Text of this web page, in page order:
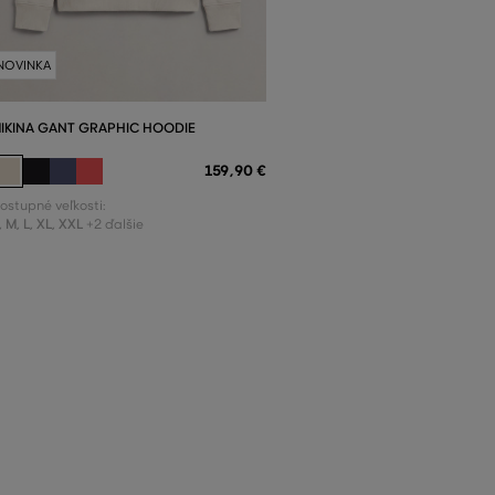
GANT GRAPHIC HOODIE
159,90 €
veľkosti:
, M, L, XL, XXL +2 ďalšie